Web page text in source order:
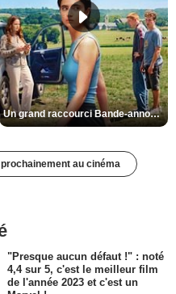
Un grand raccourci Bande-annonce VF
au cinéma
"Presque aucun défaut !" : noté
4,4 sur 5, c'est le meilleur film
de l'année 2023 et c'est un